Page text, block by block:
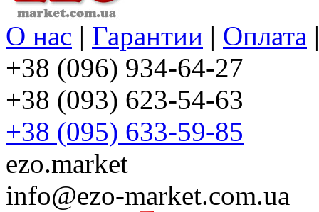
О нас | Гарантии | Оплата
+38 (096) 934-64-27
+38 (093) 623-54-63
+38 (095) 633-59-85
ezo.market
info@ezo-market.com.ua